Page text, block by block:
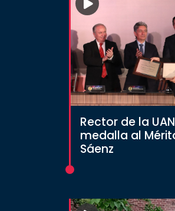
Rector de la
medalla al
Sáenz